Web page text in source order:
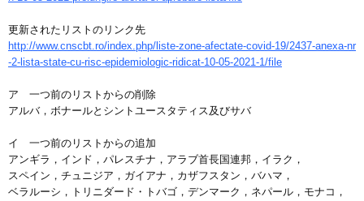
更新されたリストのリンク先
http://www.cnscbt.ro/index.php/liste-zone-afectate-covid-19/2437-anexa-nr
-2-lista-state-cu-risc-epidemiologic-ridicat-10-05-2021-1/file
ア 一つ前のリストからの削除
アルバ，ボナールとシントユースタティス及びサバ
イ 一つ前のリストからの追加
アンギラ，インド，パレスチナ，アラブ首長国連邦，イラク，
スペイン，チュニジア，ガイアナ，カザフスタン，バハマ，
ベラルーシ，トリニダード・トバゴ，デンマーク，ネパール，モナコ，